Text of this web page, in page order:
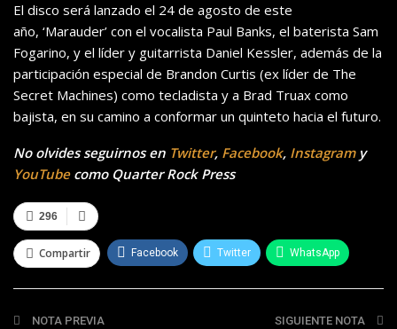
El disco será lanzado el 24 de agosto de este
año, ‘Marauder’ con el vocalista Paul Banks, el baterista Sam
Fogarino, y el líder y guitarrista Daniel Kessler, además de la
participación especial de Brandon Curtis (ex líder de The
Secret Machines) como tecladista y a Brad Truax como
bajista, en su camino a conformar un quinteto hacia el futuro.
No olvides seguirnos en Twitter, Facebook, Instagramy
YouTubecomo Quarter Rock Press
296
Compartir Facebook Twitter WhatsApp
Telegram
NOTA PREVIA SIGUIENTE NOTA